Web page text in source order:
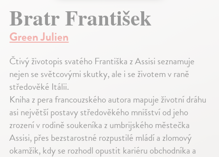
Bratr František
Green Julien
Čtivý životopis svatého Františka z Assisi seznamuje
nejen se světcovými skutky, ale i se životem v raně
středověké Itálii.
Kniha z pera francouzského autora mapuje životní dráhu
asi největší postavy středověkého mnišství od jeho
zrození v rodině soukeníka z umbrijského městečka
Assisi, přes bezstarostné rozpustilé mládí a zlomový
okamžik, kdy se rozhodl opustit kariéru obchodníka a